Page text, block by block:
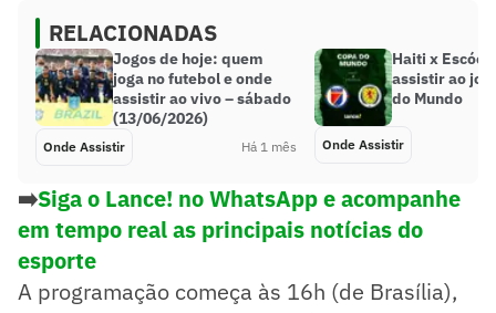
RELACIONADAS
Jogos de hoje: quem
joga no futebol e onde
assistir ao vivo – sábado
(13/06/2026)
Onde Assistir Há 1 mês
Haiti x
assistir ao
do Mundo
Onde Assistir
➡️Siga o Lance! no WhatsApp e acompanhe
em tempo real as principais notícias do
esporte
A programação começa às 16h (de Brasília),